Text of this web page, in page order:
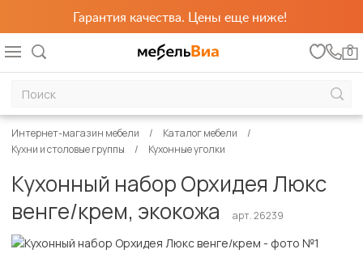
Гарантия качества. Цены еще ниже!
0
Интернет-магазин мебели
Каталог мебели
Кухни и столовые группы
Кухонные уголки
Кухонный набор Орхидея Люкс
венге/крем, экокожа
арт. 26239